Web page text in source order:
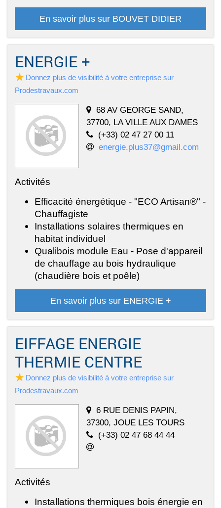
En savoir plus sur BOUVET DIDIER
ENERGIE +
Donnez plus de visibilité à votre entreprise sur
Prodestravaux.com
68 AV GEORGE SAND,
37700, LA VILLE AUX DAMES
(+33) 02 47 27 00 11
energie.plus37@gmail.com
Activités
Efficacité énergétique - "ECO Artisan®" -
Chauffagiste
Installations solaires thermiques en
habitat individuel
Qualibois module Eau - Pose d'appareil
de chauffage au bois hydraulique
(chaudière bois et poêle)
En savoir plus sur ENERGIE +
EIFFAGE ENERGIE
THERMIE CENTRE
Donnez plus de visibilité à votre entreprise sur
Prodestravaux.com
6 RUE DENIS PAPIN,
37300, JOUE LES TOURS
(+33) 02 47 68 44 44
Activités
Installations thermiques bois énergie en